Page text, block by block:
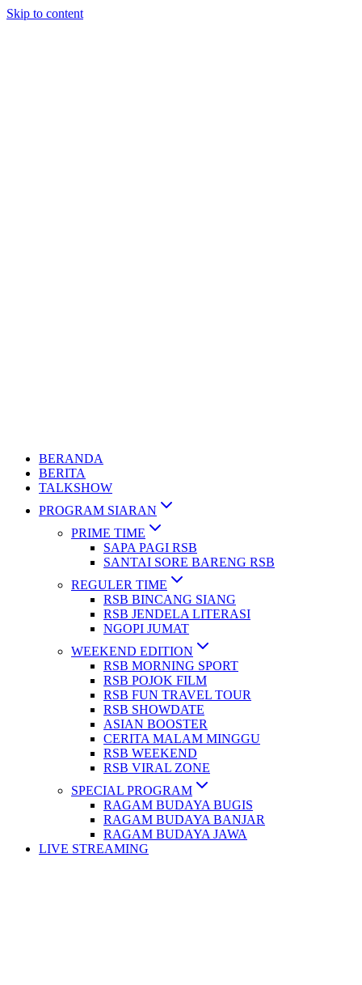
Skip to content
BERANDA
BERITA
TALKSHOW
PROGRAM SIARAN
PRIME TIME
SAPA PAGI RSB
SANTAI SORE BARENG RSB
REGULER TIME
RSB BINCANG SIANG
RSB JENDELA LITERASI
NGOPI JUMAT
WEEKEND EDITION
RSB MORNING SPORT
RSB POJOK FILM
RSB FUN TRAVEL TOUR
RSB SHOWDATE
ASIAN BOOSTER
CERITA MALAM MINGGU
RSB WEEKEND
RSB VIRAL ZONE
SPECIAL PROGRAM
RAGAM BUDAYA BUGIS
RAGAM BUDAYA BANJAR
RAGAM BUDAYA JAWA
LIVE STREAMING